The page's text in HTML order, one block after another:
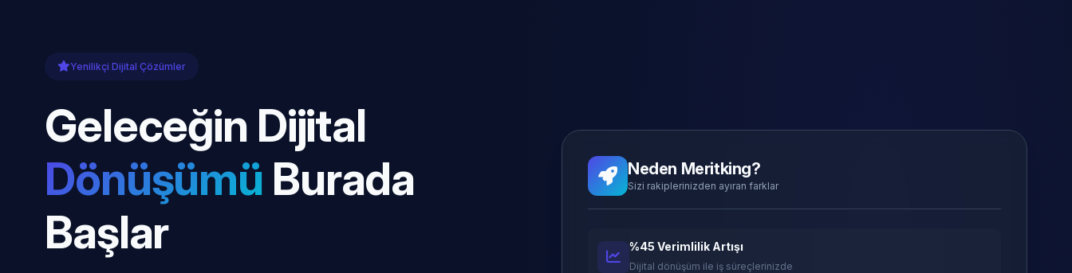
Yenilikçi Dijital Çözümler
Geleceğin Dijital
Dönüşümü Burada
Başlar
Neden Meritking?
Sizi rakiplerinizden ayıran farklar
%45 Verimlilik Artışı
Dijital dönüşüm ile iş süreçlerinizde